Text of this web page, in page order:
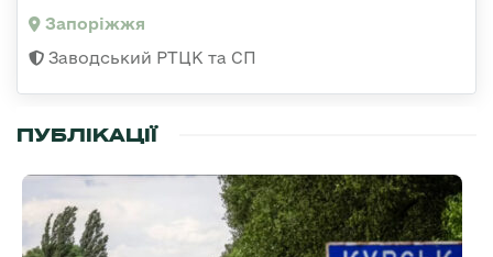
Запоріжжя
Заводський РТЦК та СП
ПУБЛІКАЦІЇ